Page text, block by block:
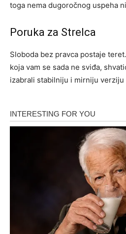
toga nema dugoročnog uspeha
Poruka za Strelca
Sloboda bez pravca postaje
koja vam se sada ne sviđa,
izabrali stabilniju i mirniju verziju